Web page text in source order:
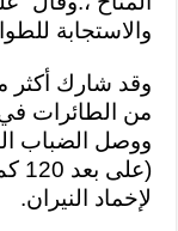
والاستجابة
وقد شارك أكثر
من الطائرات
ووصل الضباب
لإخماد النيران.